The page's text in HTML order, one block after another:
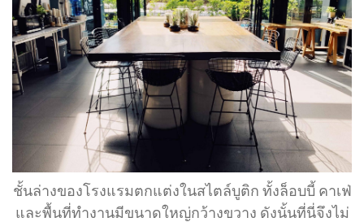
ชั้นล่างของโรงแรมตกแต่งในสไตล์บูติก ทั้งล็อบบี้ คาเฟ่
และพื้นที่ทำงานมีขนาดใหญ่กว้างขวาง ดังนั้นที่นี่จึงไม่